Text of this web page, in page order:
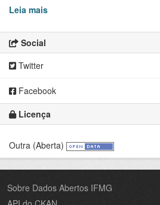
Leia mais
Social
Twitter
Facebook
Licença
Outra (Aberta)
Sobre Dados Abertos IFMG